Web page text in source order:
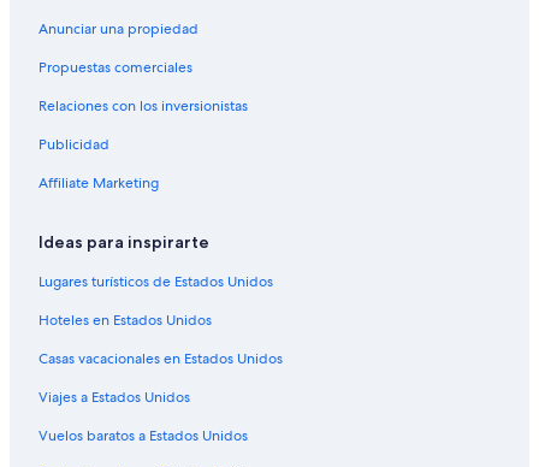
Hoteles con traslado del/al aeropuerto en Centro de San
Hoteles con vista al mar en Centro de San Diego
Hoteles con vista en Centro de San Diego
Hoteles gay friendly en Centro de San Diego
Hoteles que aceptan mascotas en Centro de San Diego
Hoteles en Centro de San Diego
Ranchos en Condado de San Diego
Moteles en Condado de San Diego
Hoteles en la playa en Condado de San Diego
Anunciar una propiedad
Propuestas comerciales
Relaciones con los inversionistas
Publicidad
Affiliate Marketing
Ideas para inspirarte
Lugares turísticos de Estados Unidos
Hoteles en Estados Unidos
Casas vacacionales en Estados Unidos
Viajes a Estados Unidos
Vuelos baratos a Estados Unidos